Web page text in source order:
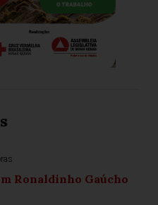
Ronaldinho Gaúcho